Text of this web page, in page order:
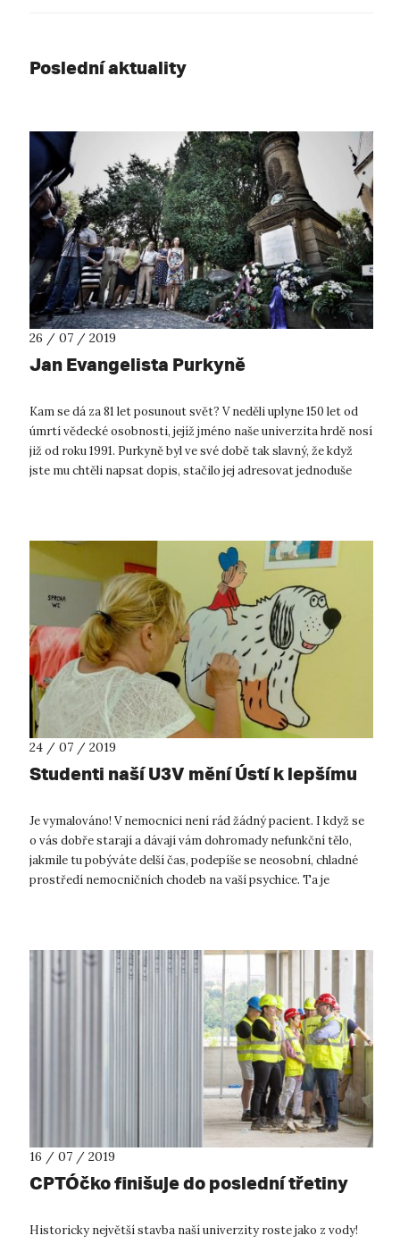
Poslední aktuality
26 / 07 / 2019
Jan Evangelista Purkyně
Kam se dá za 81 let posunout svět? V neděli uplyne 150 let od
úmrtí vědecké osobnosti, jejíž jméno naše univerzita hrdě nosí
již od roku 1991. Purkyně byl ve své době tak slavný, že když
jste mu chtěli napsat dopis, stačilo jej adresovat jednoduše
24 / 07 / 2019
Studenti naší U3V mění Ústí k lepšímu
Je vymalováno! V nemocnici není rád žádný pacient. I když se
o vás dobře starají a dávají vám dohromady nefunkční tělo,
jakmile tu pobýváte delší čas, podepíše se neosobní, chladné
prostředí nemocničních chodeb na vaší psychice. Ta je
16 / 07 / 2019
CPTÓčko finišuje do poslední třetiny
Historicky největší stavba naší univerzity roste jako z vody!